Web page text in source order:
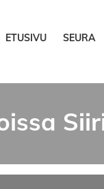
ETUSIVU SEURA